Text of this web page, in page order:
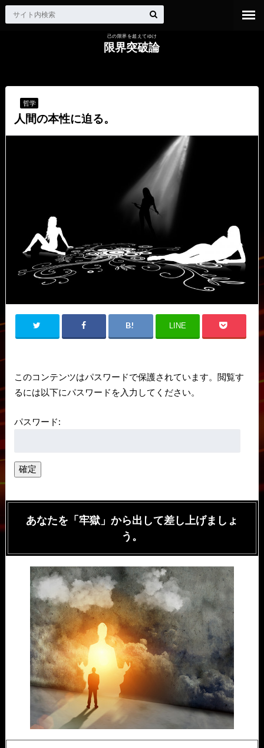
己の限界を超えてゆけ
限界突破論
哲学
人間の本性に迫る。
LINE
このコンテンツはパスワードで保護されています。閲覧す
るには以下にパスワードを入力してください。
パスワード:
あなたを「牢獄」から出して差し上げましょ
う。